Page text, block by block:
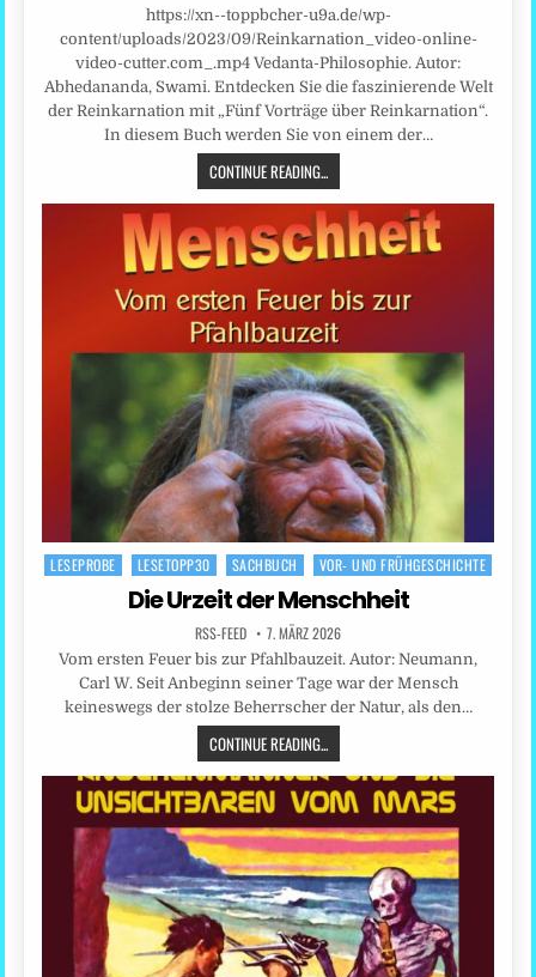
https://xn--toppbcher-u9a.de/wp-
content/uploads/2023/09/Reinkarnation_video-online-
video-cutter.com_.mp4 Vedanta-Philosophie. Autor:
Abhedananda, Swami. Entdecken Sie die faszinierende Welt
der Reinkarnation mit „Fünf Vorträge über Reinkarnation“.
In diesem Buch werden Sie von einem der…
CONTINUE READING...
Posted
LESEPROBE LESETOPP30 SACHBUCH VOR- UND FRÜHGESCHICHTE
Die Urzeit der Menschheit
RSS-FEED 7. MÄRZ 2026
Vom ersten Feuer bis zur Pfahlbauzeit. Autor: Neumann,
Carl W. Seit Anbeginn seiner Tage war der Mensch
keineswegs der stolze Beherrscher der Natur, als den…
CONTINUE READING...